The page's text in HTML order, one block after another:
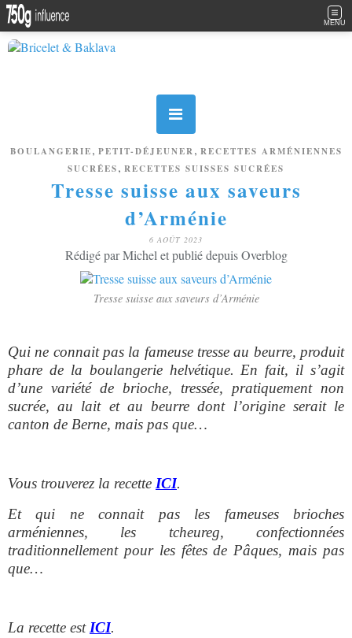
MENU
BOULANGERIE, PETIT-DÉJEUNER, RECETTES ARMÉNIENNES
SUCRÉES, RECETTES SUISSES SUCRÉES
Tresse suisse aux saveurs
d’Arménie
6 AOÛT 2023
Rédigé par Michel et publié depuis Overblog
Tresse suisse aux saveurs d’Arménie
Qui ne connait pas la fameuse tresse au beurre, produit
phare de la boulangerie helvétique. En fait, il s’agit
d’une variété de brioche, tressée, pratiquement non
sucrée, au lait et au beurre dont l’origine serait le
canton de Berne, mais pas que…
Vous trouverez la recette ICI.
Et qui ne connait pas les fameuses brioches
arméniennes, les tcheureg, confectionnées
traditionnellement pour les fêtes de Pâques, mais pas
que…
La recette est ICI.